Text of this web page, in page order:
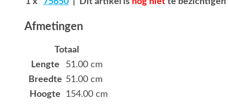
Afmetingen
Totaal
Lengte
51.00 cm
Breedte 51.00 cm
Hoogte
154.00 cm